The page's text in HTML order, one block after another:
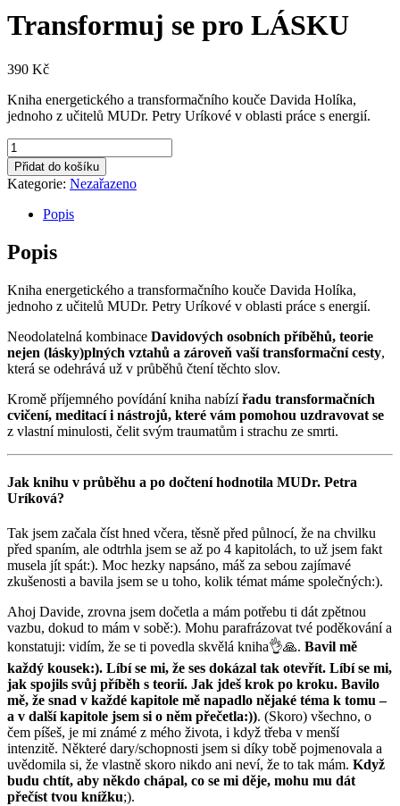
Transformuj se pro LÁSKU
390 Kč
Kniha energetického a transformačního kouče Davida Holíka,
jednoho z učitelů MUDr. Petry Uríkové v oblasti práce s energií.
Transformuj
se
pro
LÁSKU
množství
Přidat do košíku
Kategorie: Nezařazeno
Popis
Popis
Kniha energetického a transformačního kouče Davida Holíka,
jednoho z učitelů MUDr. Petry Uríkové v oblasti práce s energií.
Neodolatelná kombinace Davidových osobních příběhů, teorie
nejen (lásky)plných vztahů a zároveň vaší transformační cesty,
která se odehrává už v průběhů čtení těchto slov.
Kromě příjemného povídání kniha nabízířadu transformačních
cvičení, meditací i nástrojů, které vám pomohou uzdravovat se
z vlastní minulosti, čelit svým traumatům i strachu ze smrti.
Jak knihu v průběhu a po dočtení hodnotila MUDr. Petra
Uríková?
Tak jsem začala číst hned včera, těsně před půlnocí, že na chvilku
před spaním, ale odtrhla jsem se až po 4 kapitolách, to už jsem fakt
musela jít spát:). Moc hezky napsáno, máš za sebou zajímavé
zkušenosti a bavila jsem se u toho, kolik témat máme společných:).
Ahoj Davide, zrovna jsem dočetla a mám potřebu ti dát zpětnou
vazbu, dokud to mám v sobě:). Mohu parafrázovat tvé poděkování a
konstatuji: vidím, že se ti povedla skvělá kniha👌🙏. Bavil mě
každý kousek:). Líbí se mi, že ses dokázal tak otevřít. Líbí se mi,
jak spojils svůj příběh s teorií. Jak jdeš krok po kroku. Bavilo
mě, že snad v každé kapitole mě napadlo nějaké téma k tomu –
a v další kapitole jsem si o něm přečetla:)). (Skoro) všechno, o
čem píšeš, je mi známé z mého života, i když třeba v menší
intenzitě. Některé dary/schopnosti jsem si díky tobě pojmenovala a
uvědomila si, že vlastně skoro nikdo ani neví, že to tak mám. Když
budu chtít, aby někdo chápal, co se mi děje, mohu mu dát
přečíst tvou knížku;).